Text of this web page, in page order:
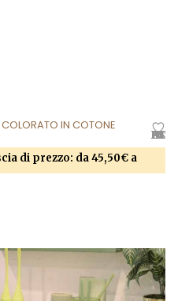
AGGIUNGI ALLA LISTA DEI DESIDERI
IN COTONE
di prezzo: da 45,50€ a